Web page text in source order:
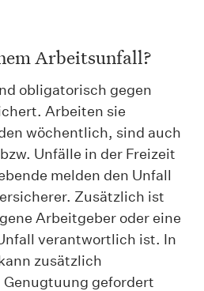
Arbeitsunfall?
obligatorisch gegen
Arbeiten sie
wöchentlich, sind auch
Unfälle in der Freizeit
melden den Unfall
Zusätzlich ist
Arbeitgeber oder eine
verantwortlich ist. In
zusätzlich
Genugtuung gefordert